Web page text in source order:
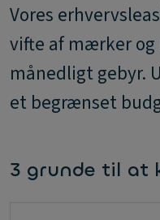
Vores
vifte af mærker
månedligt gebyr.
et begrænset
3 grunde til at